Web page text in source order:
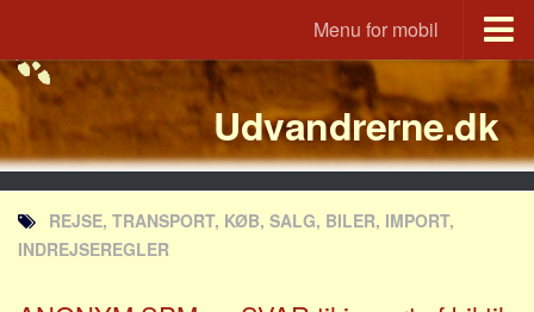
Menu for mobil
Portal
Udvandrerne.dk
Utvandrerne.no
Utvandrarna.se
Tyskland.dk
Udvandrerne.dk
REJSE, TRANSPORT, KØB, SALG, BILER, IMPORT,
INDREJSEREGLER